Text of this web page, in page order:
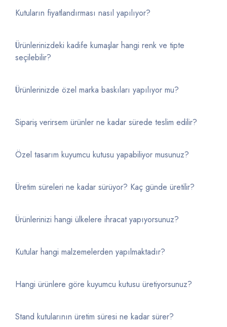
Kutuların fiyatlandırması nasıl yapılıyor?
Ürünlerinizdeki kadife kumaşlar hangi renk ve tipte
seçilebilir?
Ürünlerinizde özel marka baskıları yapılıyor mu?
Sipariş verirsem ürünler ne kadar sürede teslim edilir?
Özel tasarım kuyumcu kutusu yapabiliyor musunuz?
Üretim süreleri ne kadar sürüyor? Kaç günde üretilir?
Ürünlerinizi hangi ülkelere ihracat yapıyorsunuz?
Kutular hangi malzemelerden yapılmaktadır?
Hangi ürünlere göre kuyumcu kutusu üretiyorsunuz?
Stand kutularının üretim süresi ne kadar sürer?